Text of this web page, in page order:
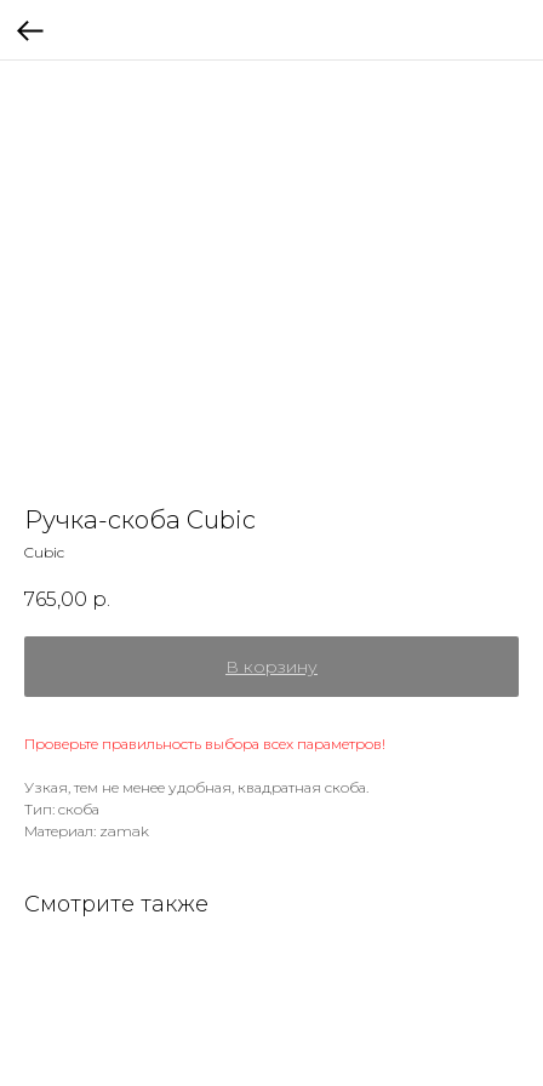
Ручка-скоба Cubic
Cubic
765,00 р.
В корзину
Проверьте правильность выбора всех параметров!
Узкая, тем не менее удобная, квадратная скоба.
Тип: скоба
Материал: zamak
Смотрите также